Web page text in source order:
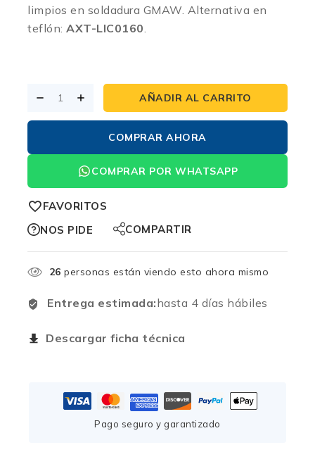
limpios en soldadura GMAW. Alternativa en
teflón: AXT-LIC0160.
AÑADIR AL CARRITO
COMPRAR AHORA
COMPRAR POR WHATSAPP
FAVORITOS
NOS PIDE
COMPARTIR
26 personas están viendo esto ahora mismo
Entrega estimada:hasta 4 días hábiles
Descargar ficha técnica
Pago seguro y garantizado